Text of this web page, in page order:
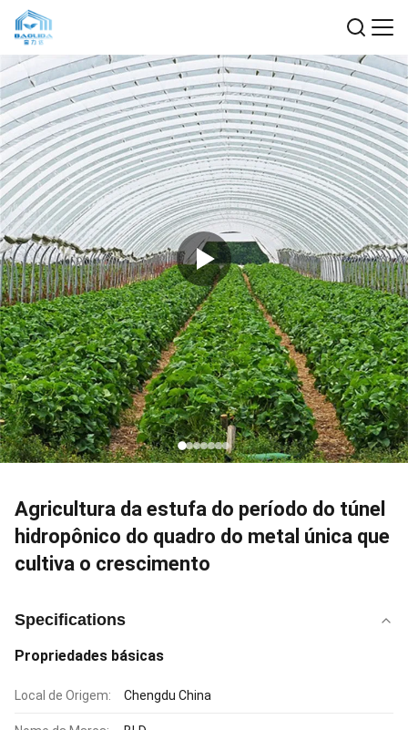
Agricultura da estufa do período do túnel
hidropônico do quadro do metal única que
cultiva o crescimento
Specifications
Propriedades básicas
Local de Origem: Chengdu China